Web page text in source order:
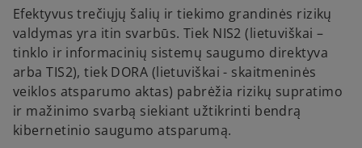
Efektyvus trečiųjų šalių ir tiekimo grandinės rizikų
valdymas yra itin svarbūs. Tiek NIS2 (lietuviškai –
tinklo ir informacinių sistemų saugumo direktyva
arba TIS2), tiek DORA (lietuviškai - skaitmeninės
veiklos atsparumo aktas) pabrėžia rizikų supratimo
ir mažinimo svarbą siekiant užtikrinti bendrą
kibernetinio saugumo atsparumą.